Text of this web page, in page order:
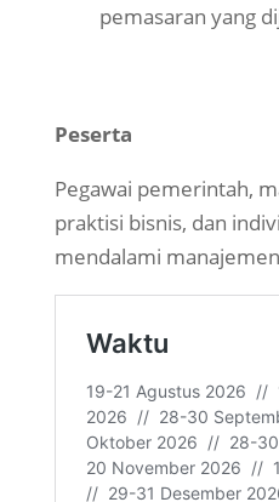
pemasaran yang
Peserta
Pegawai pemerintah,
praktisi bisnis, dan
mendalami